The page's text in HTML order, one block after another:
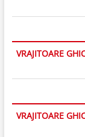
VRAJITOARE
VRAJITOARE